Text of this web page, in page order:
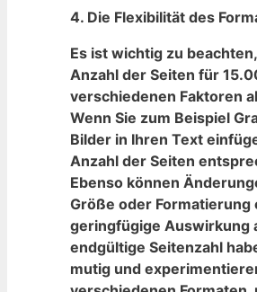
4. Die Flexibilität des
Es ‌ist ⁣wichtig zu
Anzahl der Seiten ⁢für
verschiedenen Faktoren
Wenn Sie ⁢zum⁢ Beispiel
Bilder in⁤ Ihren Text
Anzahl der Seiten
Ebenso können
Größe oder Formatierung
geringfügige Auswirkung
endgültige Seitenzahl
mutig und